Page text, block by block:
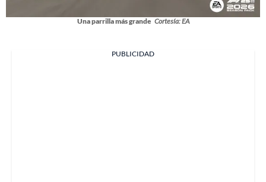
Una parrilla más grande Cortesía: EA
PUBLICIDAD